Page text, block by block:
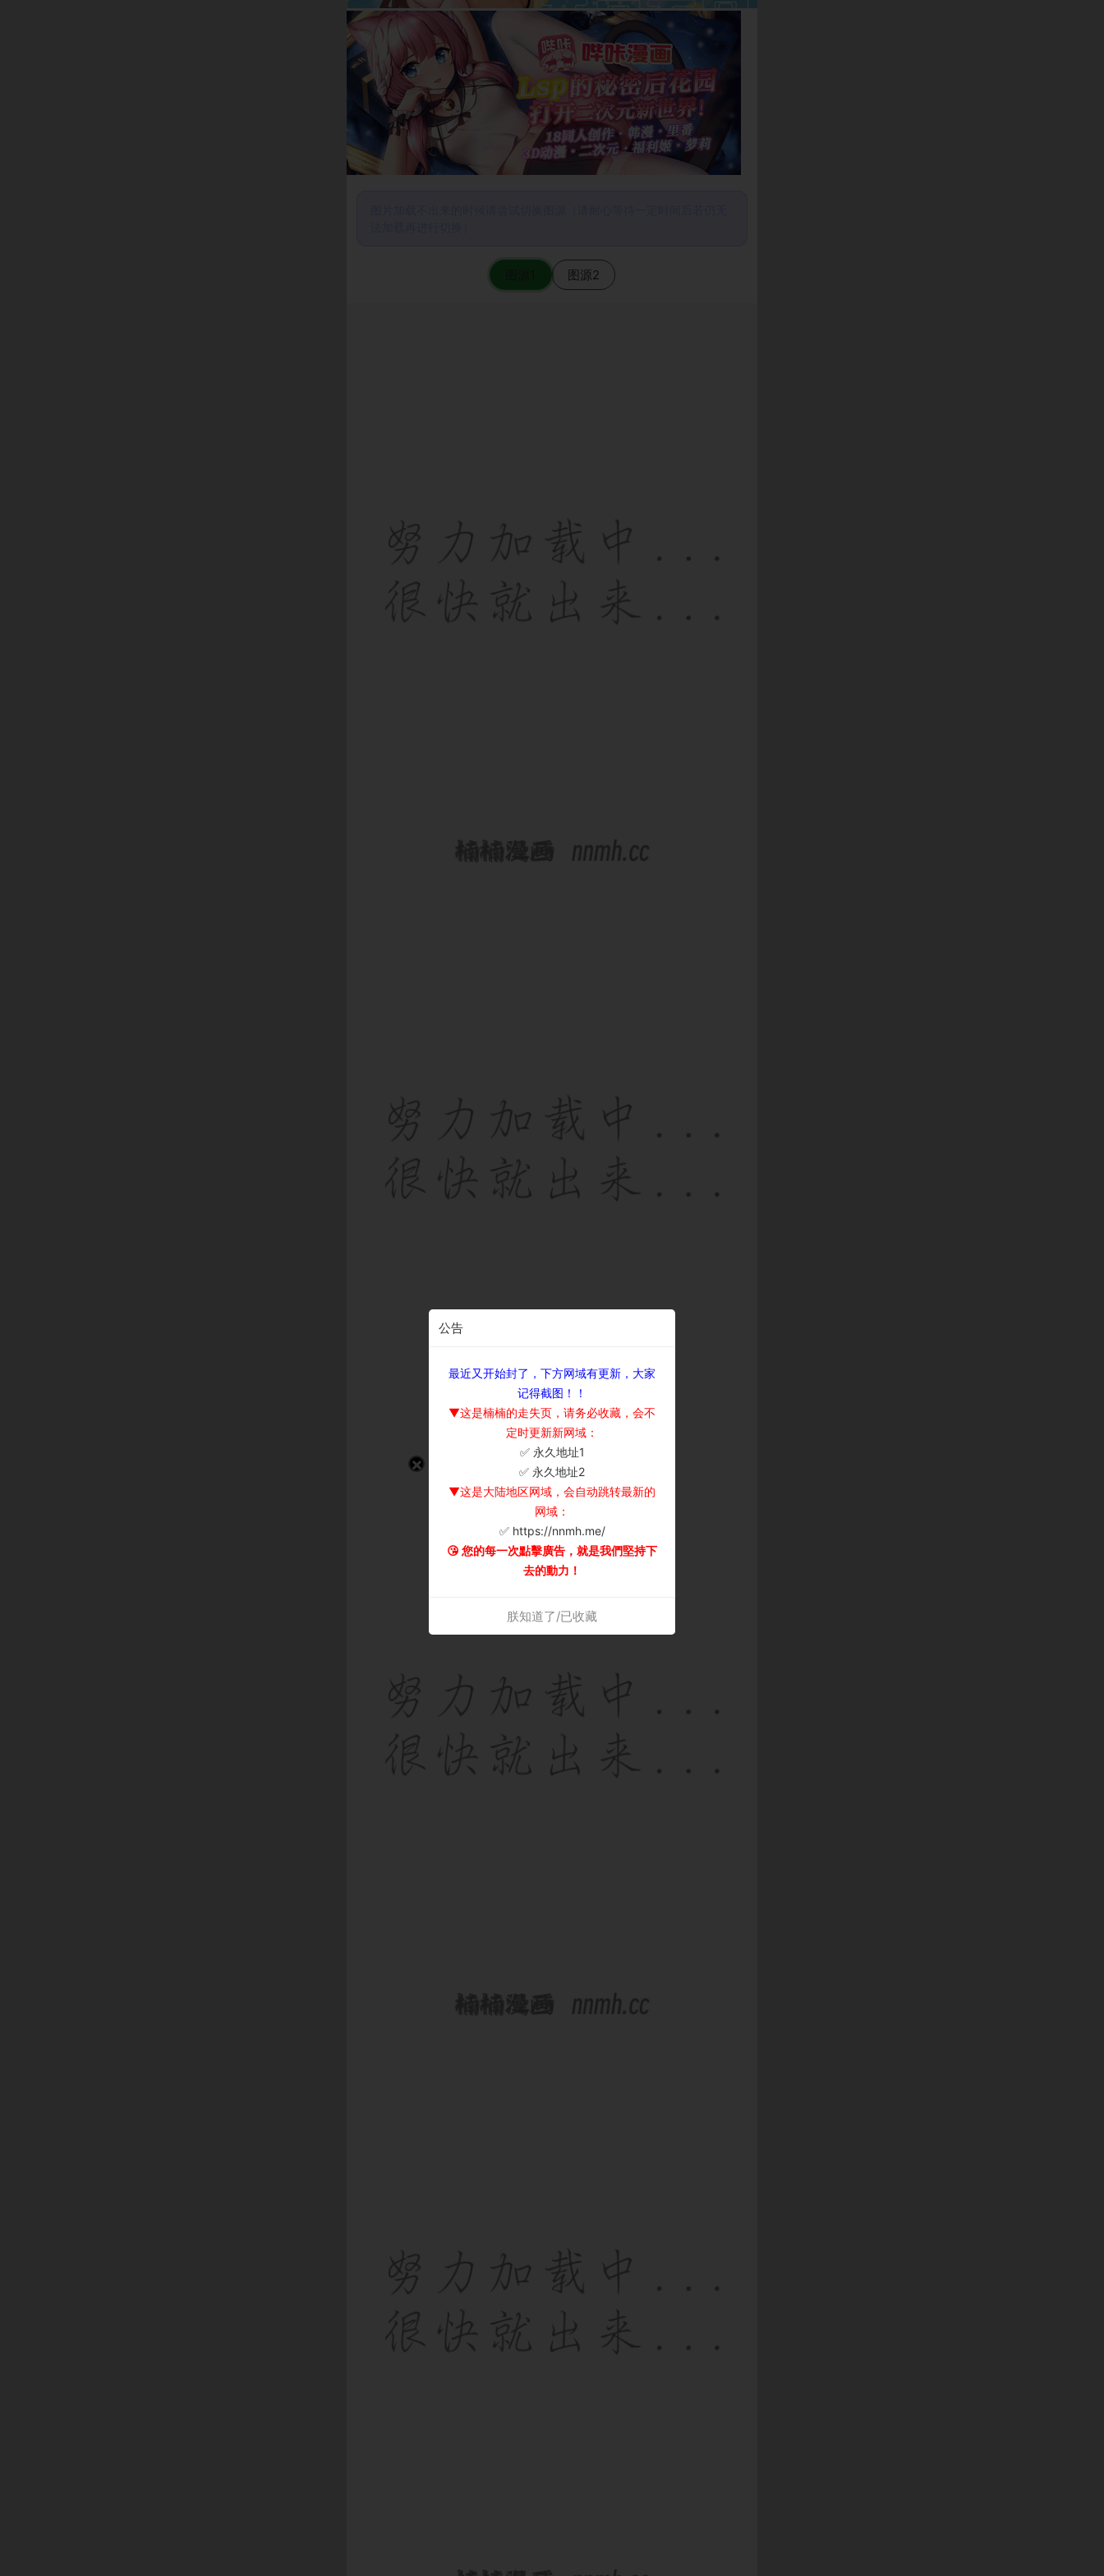
图源2
公告
最近又开始封了，下方网域有更新，大家
记得截图！！
▼这是楠楠的走失页，请务必收藏，会不
定时更新新网域：
✅ 永久地址1
✅ 永久地址2
▼这是大陆地区网域，会自动跳转最新的
网域：
✅ https://nnmh.me/
😘 您的每一次點擊廣告，就是我們堅持下
去的動力！
朕知道了/已收藏
×